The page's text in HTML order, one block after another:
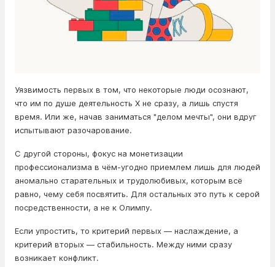
Уязвимость первых в том, что некоторые люди осознают,
что им по душе деятельность X не сразу, а лишь спустя
время. Или же, начав заниматься "делом мечты", они вдруг
испытывают разочарование.
С другой стороны, фокус на монетизации
профессионализма в чём-угодно приемлем лишь для людей
аномально старательных и трудолюбивых, которым всё
равно, чему себя посвятить. Для остальных это путь к серой
посредственности, а не к Олимпу.
Если упростить, то критерий первых — наслаждение, а
критерий вторых — стабильность. Между ними сразу
возникает конфликт.